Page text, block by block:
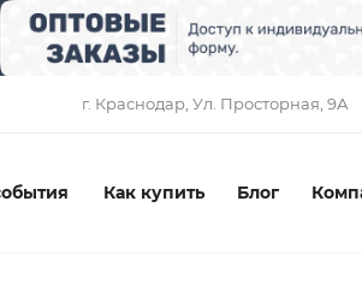
г. Краснодар, ​Ул. Просторная, 9А
Как купить Блог